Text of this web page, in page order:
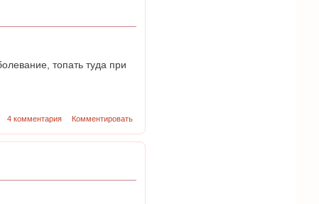
топать туда при
4 комментария Комментировать